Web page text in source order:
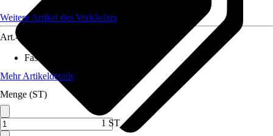
Weitere Artikel des Verkäufers
Art.-Nr.
Fassungsvermögen
Mehr Artikeldetails
Menge (ST)
1 ST